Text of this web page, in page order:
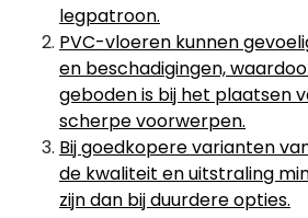
legpatroon.
PVC-vloeren kunnen
en beschadigingen,
geboden is bij het plaatsen
scherpe voorwerpen.
Bij goedkopere varianten
de kwaliteit en uitstraling
zijn dan bij duurdere opties.